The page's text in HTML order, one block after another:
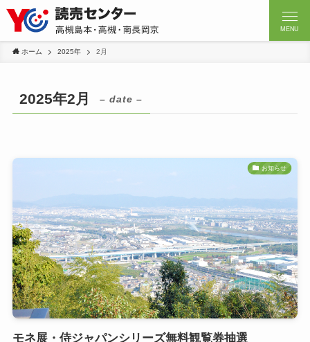
MENU
ホーム 2025年 2月
2025年2月 – date –
お知らせ
モネ展・侍ジャパンシリーズ無料観覧券抽選